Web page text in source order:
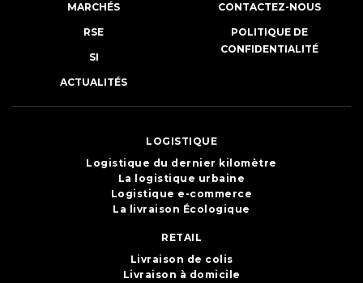
MARCHÉS
RSE
SI
ACTUALITÉS
CONTACTEZ-NOUS
POLITIQUE DE
CONFIDENTIALITÉ
LOGISTIQUE
Logistique du dernier kilomètre
La logistique urbaine
Logistique e-commerce
La livraison Écologique
RETAIL
Livraison de colis
Livraison à domicile